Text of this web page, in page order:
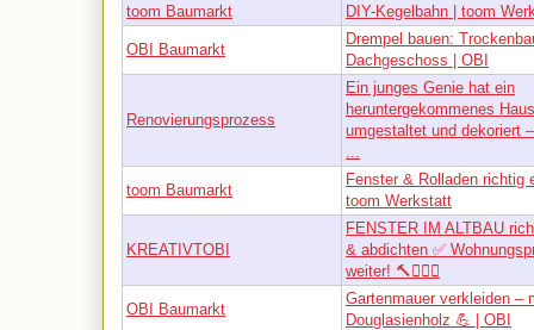
toom Baumarkt
DIY-Kegelbahn | toom
OBI Baumarkt
Drempel bauen:
Dachgeschoss | OBI
Renovierungsprozess
Ein junges Genie hat ein
heruntergekommenes
umgestaltet und dekoriert
toom Baumarkt
Fenster & Rolladen richtig
toom Werkstatt
KREATIVTOBI
FENSTER IM ALTBAU
& abdichten ✅
weiter! 🔨👷🏼‍♂️
OBI Baumarkt
Gartenmauer verkleiden –
Douglasienholz 💪 | OBI